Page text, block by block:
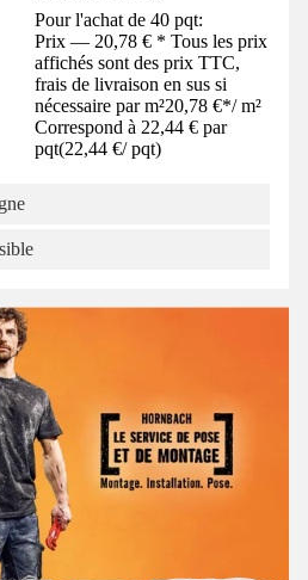
Pour l'achat de 40 pqt:
Prix — 20,78 € * Tous les prix
affichés sont des prix TTC,
frais de livraison en sus si
nécessaire par m²20,78 €*/ m²
Correspond à 22,44 € par
pqt(22,44 €/ pqt)